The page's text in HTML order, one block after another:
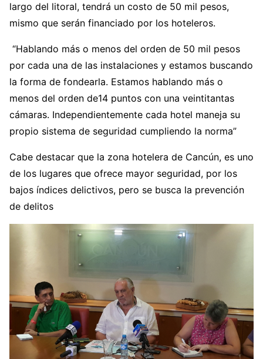
largo del litoral, tendrá un costo de 50 mil pesos,
mismo que serán financiado por los hoteleros.
“Hablando más o menos del orden de 50 mil pesos
por cada una de las instalaciones y estamos buscando
la forma de fondearla. Estamos hablando más o
menos del orden de14 puntos con una veintitantas
cámaras. Independientemente cada hotel maneja su
propio sistema de seguridad cumpliendo la norma”
Cabe destacar que la zona hotelera de Cancún, es uno
de los lugares que ofrece mayor seguridad, por los
bajos índices delictivos, pero se busca la prevención
de delitos